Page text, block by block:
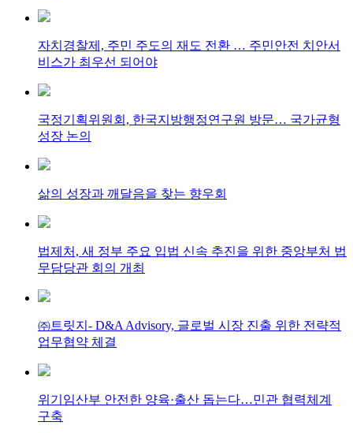
자치경찰제, 주민 주도의 재도 전환 … 주민안전 치안서
비스가 최우선 되어야
국정기획위원회, 한국지방행정연구원 방문… 국가균형
성장 논의
삶의 성장과 깨달음을 찾는 향우회
법제처, 새 정부 주요 입법 신속 추진을 위한 중앙부처 법
무담당관 회의 개최
㈜트릿지- D&A Advisory, 글로벌 시장 진출 위한 전략적
업무협약 체결
위기임산부 안전한 양육·출산 돕는다…민관 협력체계
구축